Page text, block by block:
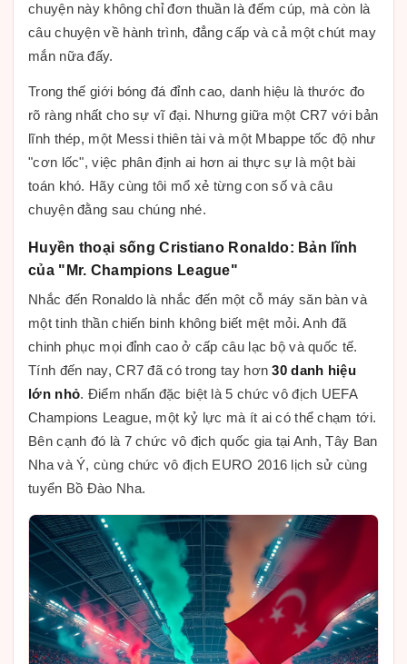
chuyện này không chỉ đơn thuần là đếm cúp, mà còn là
câu chuyện về hành trình, đẳng cấp và cả một chút may
mắn nữa đấy.
Trong thế giới bóng đá đỉnh cao, danh hiệu là thước đo
rõ ràng nhất cho sự vĩ đại. Nhưng giữa một CR7 với bản
lĩnh thép, một Messi thiên tài và một Mbappe tốc độ như
"cơn lốc", việc phân định ai hơn ai thực sự là một bài
toán khó. Hãy cùng tôi mổ xẻ từng con số và câu
chuyện đằng sau chúng nhé.
Huyền thoại sống Cristiano Ronaldo: Bản lĩnh
của "Mr. Champions League"
Nhắc đến Ronaldo là nhắc đến một cỗ máy săn bàn và
một tinh thần chiến binh không biết mệt mỏi. Anh đã
chinh phục mọi đỉnh cao ở cấp câu lạc bộ và quốc tế.
Tính đến nay, CR7 đã có trong tay hơn30 danh hiệu
lớn nhỏ. Điểm nhấn đặc biệt là 5 chức vô địch UEFA
Champions League, một kỷ lực mà ít ai có thể chạm tới.
Bên cạnh đó là 7 chức vô địch quốc gia tại Anh, Tây Ban
Nha và Ý, cùng chức vô địch EURO 2016 lịch sử cùng
tuyển Bồ Đào Nha.